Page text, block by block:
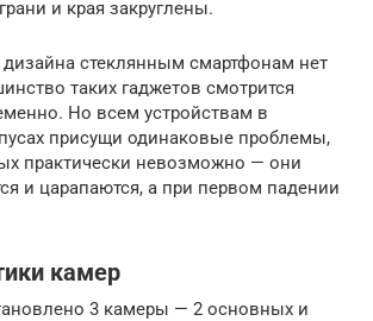
и края закруглены.
дизайна стеклянным смартфонам нет
таких гаджетов смотрится
Но всем устройствам в
присущи одинаковые проблемы,
практически невозможно — они
и царапаются, а при первом падении
камер
3 камеры — 2 основных и